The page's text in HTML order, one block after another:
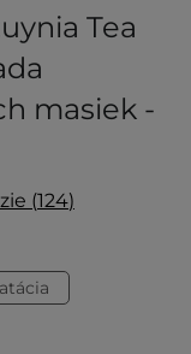
Tea
masiek -
124